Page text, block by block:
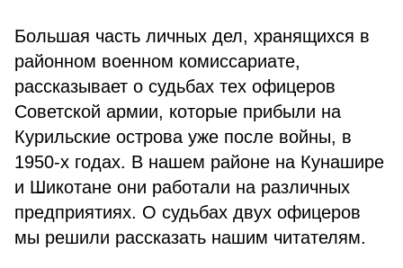
Большая часть личных дел, хранящихся в
районном военном комиссариате,
рассказывает о судьбах тех офицеров
Советской армии, которые прибыли на
Курильские острова уже после войны, в
1950-х годах. В нашем районе на Кунашире
и Шикотане они работали на различных
предприятиях. О судьбах двух офицеров
мы решили рассказать нашим читателям.